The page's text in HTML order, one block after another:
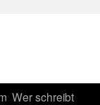
Wer schreibt